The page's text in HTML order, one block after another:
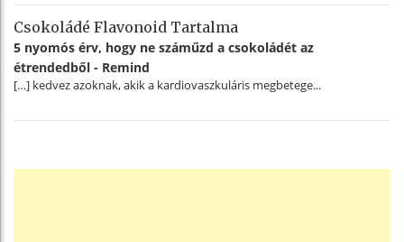
Csokoládé Flavonoid Tartalma
5 nyomós érv, hogy ne száműzd a csokoládét az
étrendedből - Remind
[…] kedvez azoknak, akik a kardiovaszkuláris megbetege...